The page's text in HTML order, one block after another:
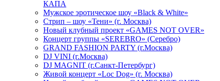
КАПА
Мужское эротическое шоу «Black & White»
Стрип – шоу «Тени» (г. Москва)
Новый клубный проект «GAMES NOT OVER»
Концерт группы «SEREBRO» (Серебро)
GRAND FASHION PARTY (г.Москва)
DJ VINI (г.Москва)
DJ MAGNIT (г.Санкт-Петербург)
Живой концерт «Loc Dog» (г. Москва)